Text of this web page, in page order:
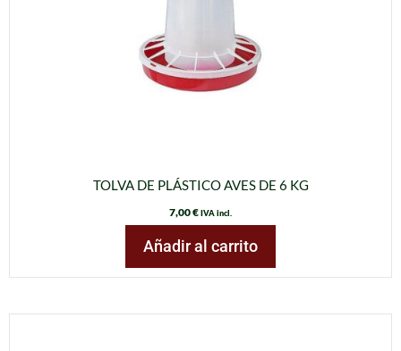
TOLVA DE PLÁSTICO AVES DE 6 KG
7,00€IVA incl.
Añadir al carrito